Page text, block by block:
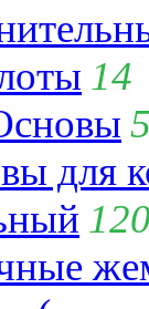
14
для